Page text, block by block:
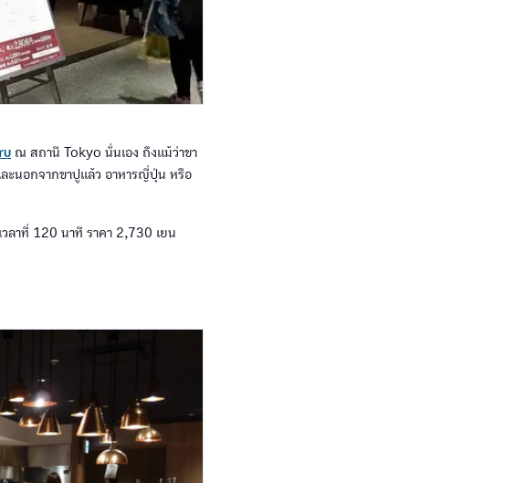
ณ สถานี Tokyo นั่นเอง ถึงแม้ว่าขา
ะนอกจากขาปูแล้ว อาหารญี่ปุ่น หรือ
ลาที่ 120 นาที ราคา 2,730 เยน